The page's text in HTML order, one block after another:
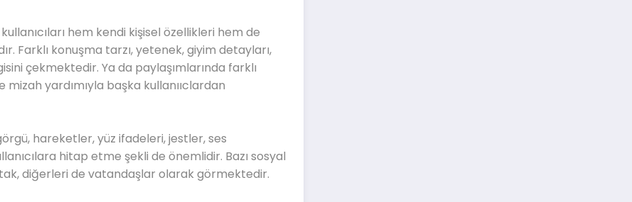
hem kendi kişisel özellikleri hem de
Farklı konuşma tarzı, yetenek, giyim detayları,
çekmektedir. Ya da paylaşımlarında farklı
mizah yardımıyla başka kullanııclardan
hareketler, yüz ifadeleri, jestler, ses
hitap etme şekli de önemlidir. Bazı sosyal
diğerleri de vatandaşlar olarak görmektedir.